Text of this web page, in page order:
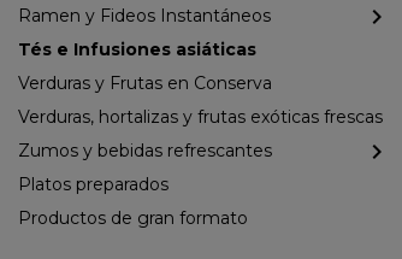
Ramen y Fideos Instantáneos
Tés e Infusiones asiáticas
Verduras y Frutas en Conserva
Verduras, hortalizas y frutas exóticas frescas
Zumos y bebidas refrescantes
Platos preparados
Productos de gran formato